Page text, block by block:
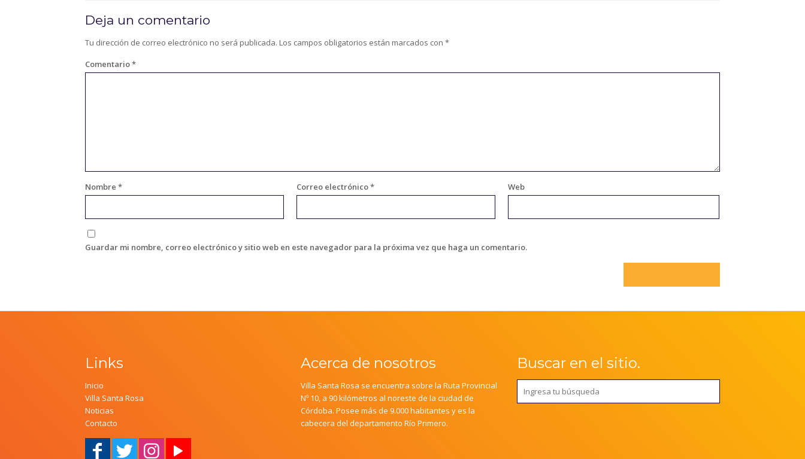
Deja un comentario
Tu dirección de correo electrónico no será publicada. Los campos obligatorios están marcados con *
Comentario*
Nombre * Correo electrónico* Web
Guardar mi nombre, correo electrónico y sitio web en este navegador para la próxima vez que haga un comentario.
Links
Inicio
Villa Santa Rosa
Noticias
Contacto
Acerca de nosotros
Villa Santa Rosa se encuentra sobre la Ruta Provincial
Nº 10, a 90 kilómetros al noreste de la ciudad de
Córdoba. Posee más de 9.000 habitantes y es la
cabecera del departamento Río Primero.
Buscar en el sitio.